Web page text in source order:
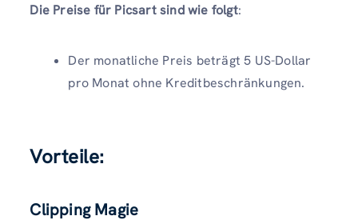
Die Preise für Picsart sind wie folgt:
Der monatliche Preis beträgt 5 US-Dollar
pro Monat ohne Kreditbeschränkungen.
Vorteile:
Clipping Magie